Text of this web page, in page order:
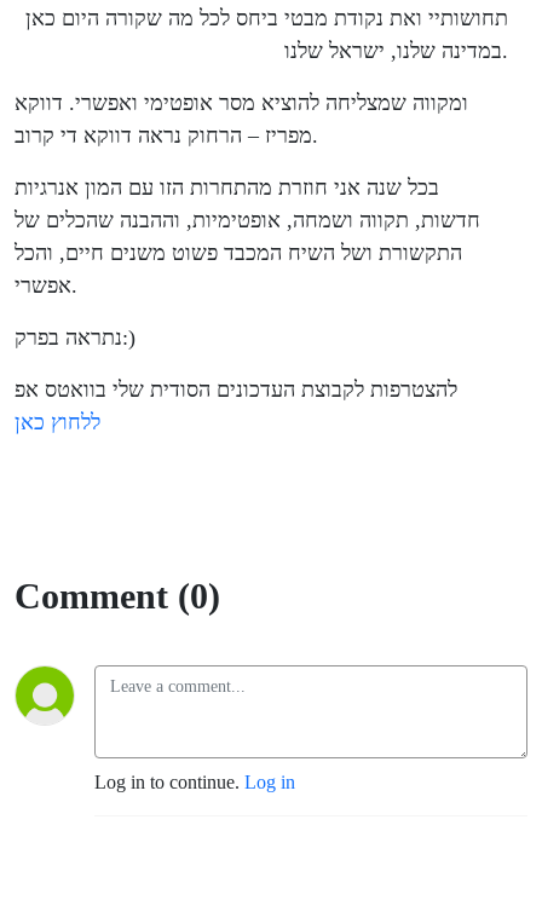
תחושותיי ואת נקודת מבטי ביחס לכל מה שקורה היום כאן
במדינה שלנו, ישראל שלנו.
ומקווה שמצליחה להוציא מסר אופטימי ואפשרי. דווקא
מפריז – הרחוק נראה דווקא די קרוב.
בכל שנה אני חוזרת מהתחרות הזו עם המון אנרגיות
חדשות, תקווה ושמחה, אופטימיות, וההבנה שהכלים של
התקשורת ושל השיח המכבד פשוט משנים חיים, והכל
אפשרי.
נתראה בפרק:)
להצטרפות לקבוצת העדכונים הסודית שלי בוואטס אפ
ללחוץ כאן
Comment (0)
Log in to continue. Log in